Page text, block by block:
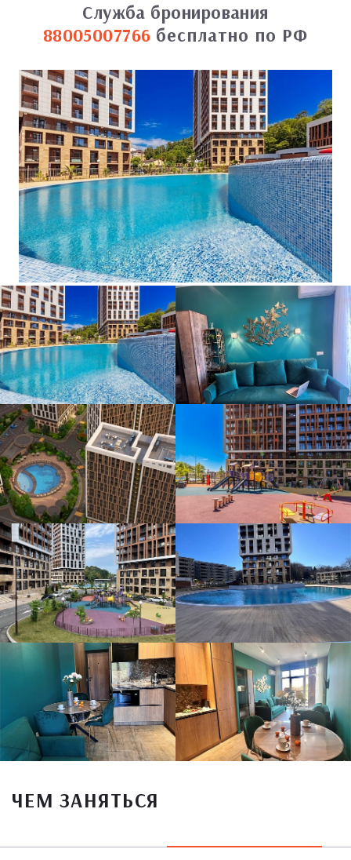
Служба бронирования
88005007766 бесплатно по РФ
ЧЕМ ЗАНЯТЬСЯ